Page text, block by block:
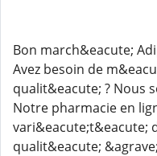
Bon march&eacute;
Avez besoin de
qualit&eacute; ? Nous
Notre pharmacie en
vari&eacute;t&eacute;
qualit&eacute;